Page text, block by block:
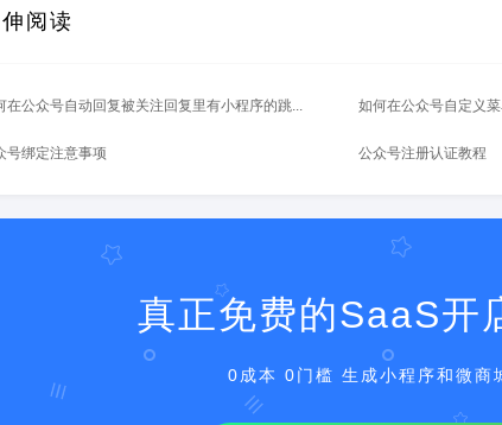
阅读
在公众号自动回复被关注回复里有小程序的跳... 如何在公众号自定义
号绑定注意事项 公众号注册认证教程
真正免费的SaaS开
0成本 0门槛 生成小程序和微商